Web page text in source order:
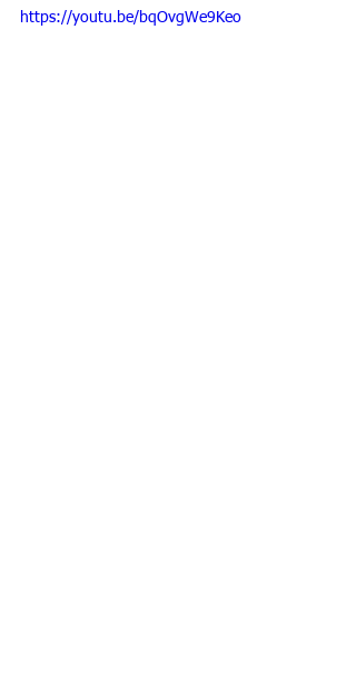
https://youtu.be/bqOvgWe9Keo